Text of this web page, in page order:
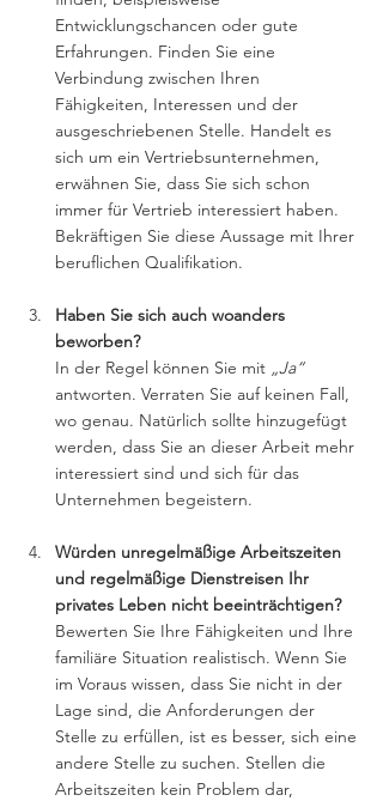
Entwicklungschancen oder gute
Erfahrungen. Finden Sie eine
Verbindung zwischen Ihren
Fähigkeiten, Interessen und der
ausgeschriebenen Stelle. Handelt es
sich um ein Vertriebsunternehmen,
erwähnen Sie, dass Sie sich schon
immer für Vertrieb interessiert haben.
Bekräftigen Sie diese Aussage mit Ihrer
beruflichen Qualifikation.
Haben Sie sich auch woanders
beworben?
In der Regel können Sie mit „Ja“
antworten. Verraten Sie auf keinen Fall,
wo genau. Natürlich sollte hinzugefügt
werden, dass Sie an dieser Arbeit mehr
interessiert sind und sich für das
Unternehmen begeistern.
Würden unregelmäßige Arbeitszeiten
und regelmäßige Dienstreisen Ihr
privates Leben nicht beeinträchtigen?
Bewerten Sie Ihre Fähigkeiten und Ihre
familiäre Situation realistisch. Wenn Sie
im Voraus wissen, dass Sie nicht in der
Lage sind, die Anforderungen der
Stelle zu erfüllen, ist es besser, sich eine
andere Stelle zu suchen. Stellen die
Arbeitszeiten kein Problem dar,